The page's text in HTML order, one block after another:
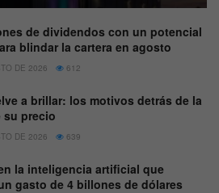
de dividendos con un potencial
blindar la cartera en agosto
DE 2026 612
a brillar: los motivos detrás de la
su precio
DE 2026 639
la inteligencia artificial que
gasto de 4 billones de dólares